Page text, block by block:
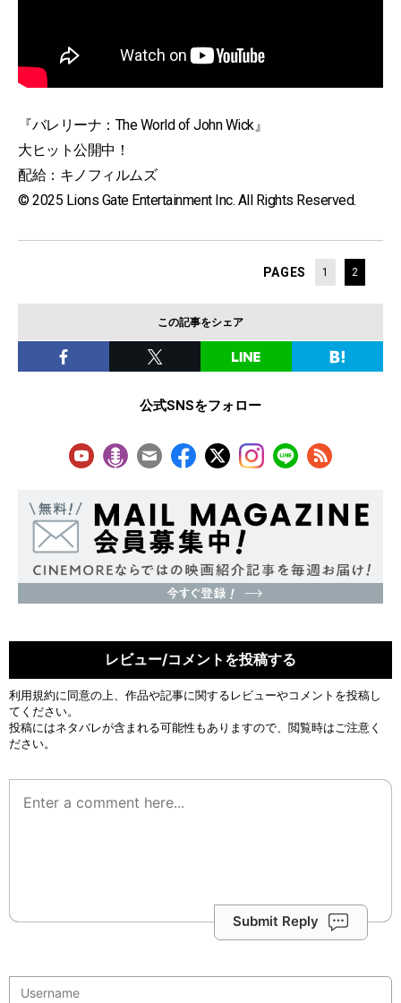
『バレリーナ：The World of John Wick』
大ヒット公開中！
配給：キノフィルムズ
© 2025 Lions Gate Entertainment Inc. All Rights Reserved.
PAGES 1 2
この記事をシェア
公式SNSをフォロー
レビュー/コメントを投稿する
利用規約に同意の上、作品や記事に関するレビューやコメントを投稿し
てください。
投稿にはネタバレが含まれる可能性もありますので、閲覧時はご注意く
ださい。
Submit Reply